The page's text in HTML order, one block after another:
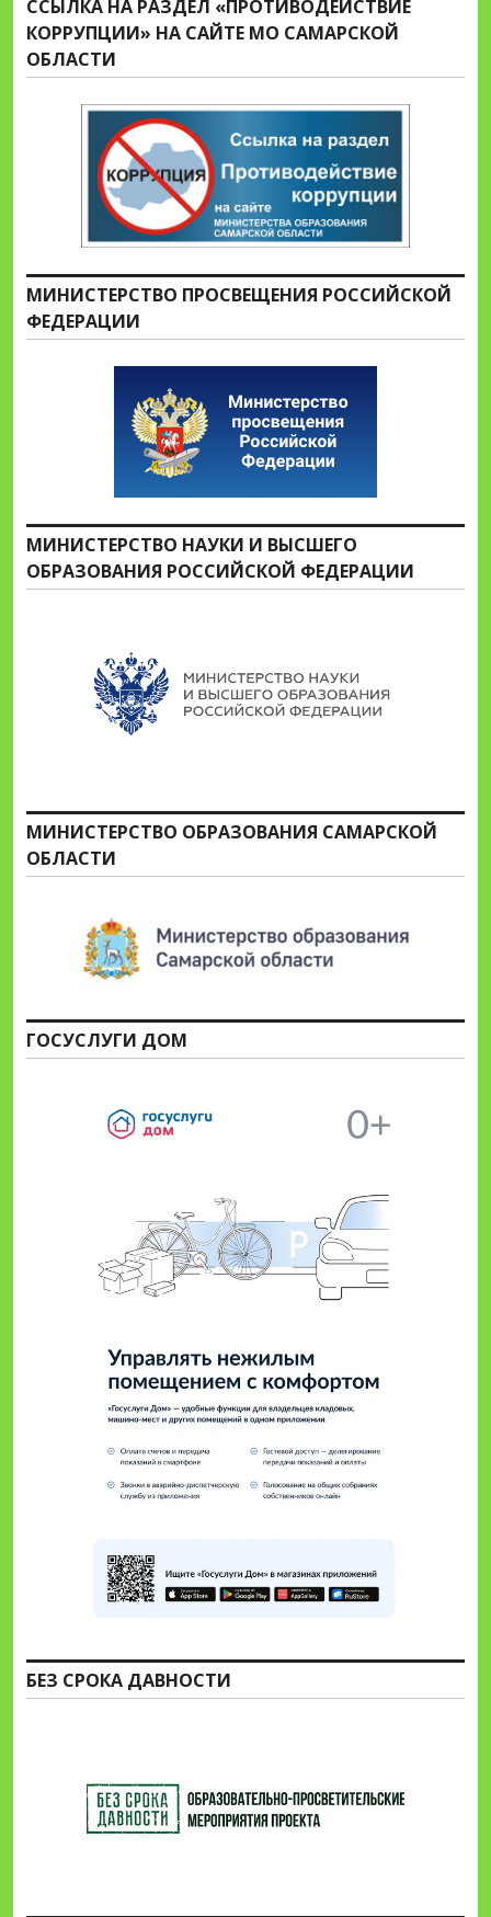
ССЫЛКА НА РАЗДЕЛ «ПРОТИВОДЕЙСТВИЕ
КОРРУПЦИИ» НА САЙТЕ МО САМАРСКОЙ
ОБЛАСТИ
МИНИСТЕРСТВО ПРОСВЕЩЕНИЯ РОССИЙСКОЙ
ФЕДЕРАЦИИ
МИНИСТЕРСТВО НАУКИ И ВЫСШЕГО
ОБРАЗОВАНИЯ РОССИЙСКОЙ ФЕДЕРАЦИИ
МИНИСТЕРСТВО ОБРАЗОВАНИЯ САМАРСКОЙ
ОБЛАСТИ
ГОСУСЛУГИ ДОМ
БЕЗ СРОКА ДАВНОСТИ